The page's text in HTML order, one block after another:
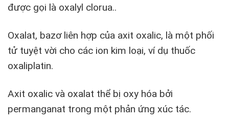
được gọi là oxalyl clorua..
Oxalat, bazơ liên hợp của axit oxalic, là một phối
tử tuyệt vời cho các ion kim loại, ví dụ thuốc
oxaliplatin.
Axit oxalic và oxalat thể bị oxy hóa bởi
permanganat trong một phản ứng xúc tác.